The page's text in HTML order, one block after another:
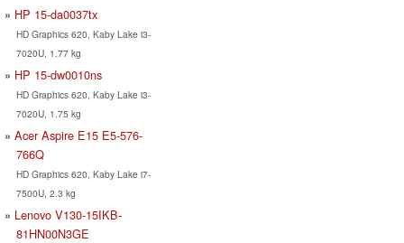
HP 15-da0037tx
HD Graphics 620, Kaby Lake i3-
7020U, 1.77 kg
HP 15-dw0010ns
HD Graphics 620, Kaby Lake i3-
7020U, 1.75 kg
Acer Aspire E15 E5-576-
766Q
HD Graphics 620, Kaby Lake i7-
7500U, 2.3 kg
Lenovo V130-15IKB-
81HN00N3GE